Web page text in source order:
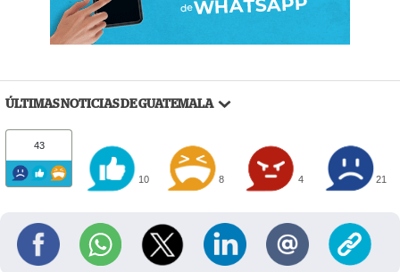
ÚLTIMAS NOTICIAS DE GUATEMALA
43
10 8 4 21